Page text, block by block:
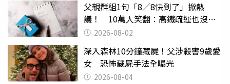
父親群組1句「8／8快到了」掀熱
議！ 10萬人笑翻：高鐵疏運也沒列
父親節
2026-08-02
深入森林10分鐘藏屍！父涉殺害9歲愛
女 恐怖藏屍手法全曝光
2026-08-04